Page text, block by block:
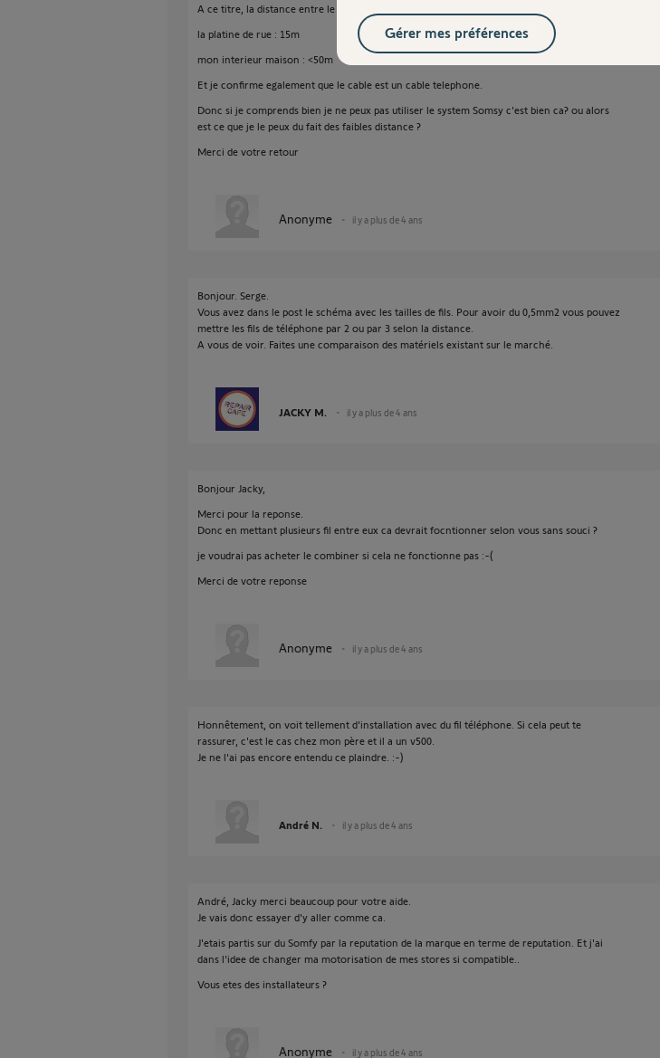
A ce titre, la distance entre le tableau et :
la platine de rue : 15m
mon interieur maison : <50m
Et je confirme egalement que le cable est un cable telephone.
Donc si je comprends bien je ne peux pas utiliser le system Somsy c'est bien ca? ou alors
est ce que je le peux du fait des faibles distance ?
Merci de votre retour
Anonyme il y a plus de 4 ans
Bonjour. Serge.
Vous avez dans le post le schéma avec les tailles de fils. Pour avoir du 0,5mm2 vous pouvez
mettre les fils de téléphone par 2 ou par 3 selon la distance.
A vous de voir. Faites une comparaison des matériels existant sur le marché.
JACKY M. il y a plus de 4 ans
Bonjour Jacky,
Merci pour la reponse.
Donc en mettant plusieurs fil entre eux ca devrait focntionner selon vous sans souci ?
je voudrai pas acheter le combiner si cela ne fonctionne pas :-(
Merci de votre reponse
Anonyme il y a plus de 4 ans
Honnêtement, on voit tellement d'installation avec du fil téléphone. Si cela peut te
rassurer, c'est le cas chez mon père et il a un v500.
Je ne l'ai pas encore entendu ce plaindre. :-)
André N. il y a plus de 4 ans
André, Jacky merci beaucoup pour votre aide.
Je vais donc essayer d'y aller comme ca.
J'etais partis sur du Somfy par la reputation de la marque en terme de reputation. Et j'ai
dans l'idee de changer ma motorisation de mes stores si compatible..
Vous etes des installateurs ?
Anonyme il y a plus de 4 ans
Gérer mes préférences